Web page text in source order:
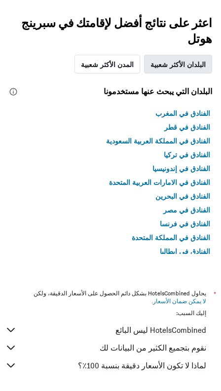
اعثر على نتائج أفضل لإقامتك في سبرينج
هوتل
البلدان الأكثر شعبية المدن الأكثر شعبية
البلدان التي يبحث عنها مستخدمونا
الفنادق في المغرب
الفنادق في قطر
الفنادق في المملكة العربية السعودية
الفنادق في تركيا
الفنادق في إندونيسيا
الفنادق في الامارات العربية المتحدة
الفنادق في البحرين
الفنادق في مصر
الفنادق في فرنسا
الفنادق في المملكة المتحدة
الفنادق في إيطاليا
*
يحاول HotelsCombined بشكل دائم الحصول على الأسعار الدقيقة، ولكن
لا يمكن ضمان الأسعار .
إليك السبب:
HotelsCombined ليس البائع
نقوم بتجميع الكثير من البيانات لك
لماذا لا تكون الأسعار دقيقة بنسبة 100٪؟